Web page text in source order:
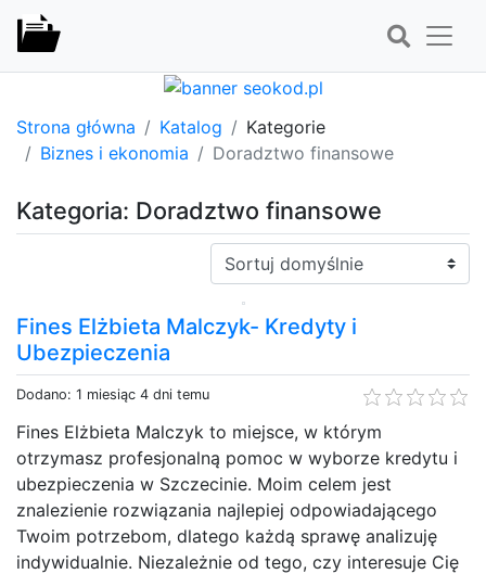
Strona główna Katalog
Kategorie
Biznes i ekonomia
Doradztwo finansowe
Kategoria: Doradztwo finansowe
Sortuj:
Fines Elżbieta Malczyk- Kredyty i
Ubezpieczenia
Dodano: 1 miesiąc 4 dni temu
Fines Elżbieta Malczyk to miejsce, w którym
otrzymasz profesjonalną pomoc w wyborze kredytu i
ubezpieczenia w Szczecinie. Moim celem jest
znalezienie rozwiązania najlepiej odpowiadającego
Twoim potrzebom, dlatego każdą sprawę analizuję
indywidualnie. Niezależnie od tego, czy interesuje Cię